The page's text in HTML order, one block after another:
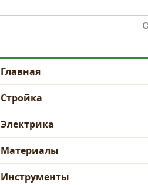
Главная
Стройка
Электрика
Материалы
Инструменты